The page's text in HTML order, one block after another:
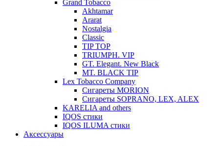
Grand Tobacco
Akhtamar
Ararat
Nostalgia
Classic
TIP TOP
TRIUMPH. VIP
GT. Elegant. New Black
MT. BLACK TIP
Lex Tobacco Company
Сигареты MORION
Сигареты SOPRANO, LEX, ALEX
KARELIA and others
IQOS стики
IQOS ILUMA стики
Аксессуары